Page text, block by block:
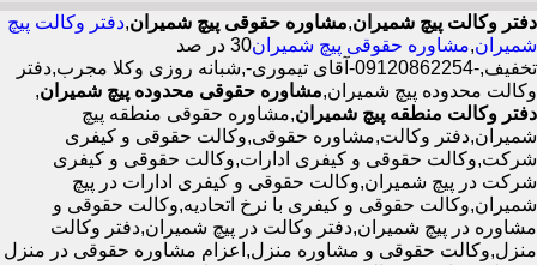
دفتر وکالت پیچ شمیران,مشاوره حقوقی پیچ شمیران,دفتر وکالت پیچ
شمیران,مشاوره حقوقی پیچ شمیران
30 در صد
تخفیف,-09120862254-آقای تیموری-,شبانه روزی وکلا مجرب,دفتر
وکالت محدوده پیچ شمیران,مشاوره حقوقی محدوده پیچ شمیران,
دفتر وکالت منطقه پیچ شمیران,مشاوره حقوقی منطقه پیچ
شمیران,دفتر وکالت,مشاوره حقوقی,وکالت حقوقی و کیفری
شرکت,وکالت حقوقی و کیفری ادارات,وکالت حقوقی و کیفری
شرکت در پیچ شمیران,وکالت حقوقی و کیفری ادارات در پیچ
شمیران,وکالت حقوقی و کیفری با نرخ اتحادیه,وکالت حقوقی و
مشاوره در پیچ شمیران,دفتر وکالت در پیچ شمیران,دفتر وکالت
منزل,وکالت حقوقی و مشاوره منزل,اعزام مشاوره حقوقی در منزل